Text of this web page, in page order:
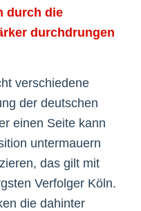
durch die
durchdrungen
verschiedene
der deutschen
einen Seite kann
untermauern
das gilt mit
Verfolger Köln.
die dahinter